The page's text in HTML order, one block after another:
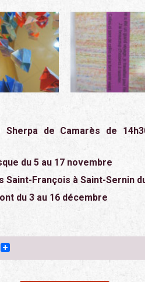
Sherpa de Camarès de
du 5 au 17 novembre
Saint-François à Saint-Sernin
du 3 au 16 décembre